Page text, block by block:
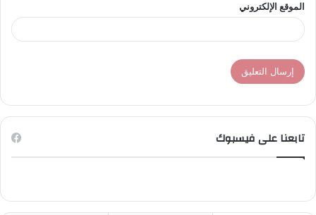
الموقع الإلكتروني
تابعنا على فيسبوك